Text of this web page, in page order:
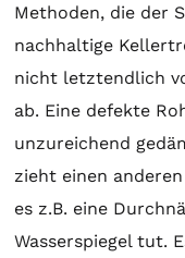
Methoden, die der
nachhaltige
nicht letztendlich
ab. Eine defekte
unzureichend
zieht einen
es z.B. eine
Wasserspiegel tut.